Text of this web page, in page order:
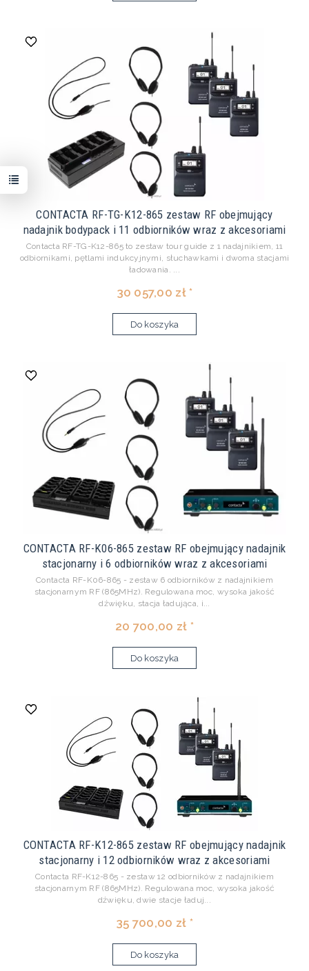
CONTACTA RF-TG-K12-865 zestaw RF obejmujący
nadajnik bodypack i 11 odbiorników wraz z akcesoriami
Contacta RF-TG-K12-865 to zestaw tour guide z 1 nadajnikiem, 11
odbiornikami, pętlami indukcyjnymi, słuchawkami i dwoma stacjami
ładowania. ...
30 057,00 zł *
Do koszyka
CONTACTA RF-K06-865 zestaw RF obejmujący nadajnik
stacjonarny i 6 odbiorników wraz z akcesoriami
Contacta RF-K06-865 - zestaw 6 odbiorników z nadajnikiem
stacjonarnym RF (865MHz). Regulowana moc, wysoka jakość
dźwięku, stacja ładująca, i...
20 700,00 zł *
Do koszyka
CONTACTA RF-K12-865 zestaw RF obejmujący nadajnik
stacjonarny i 12 odbiorników wraz z akcesoriami
Contacta RF-K12-865 - zestaw 12 odbiorników z nadajnikiem
stacjonarnym RF (865MHz). Regulowana moc, wysoka jakość
dźwięku, dwie stacje ładuj...
35 700,00 zł *
Do koszyka